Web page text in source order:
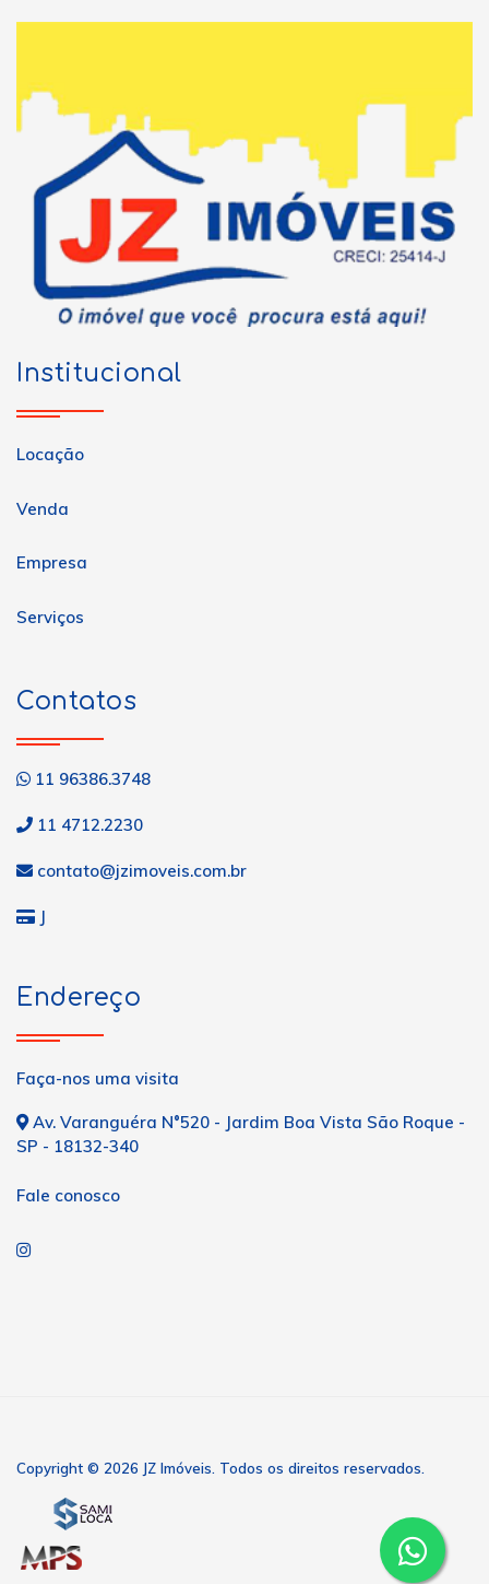
Institucional
Locação
Venda
Empresa
Serviços
Contatos
11 96386.3748
11 4712.2230
contato@jzimoveis.com.br
J
Endereço
Faça-nos uma visita
Av. Varanguéra N°520 - Jardim Boa Vista São Roque -
SP - 18132-340
Fale conosco
Copyright © 2026 JZ Imóveis. Todos os direitos reservados.